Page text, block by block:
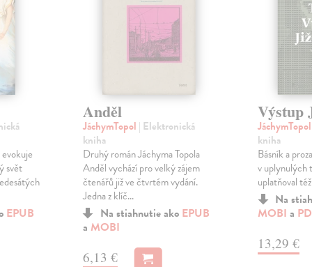
svět
EPUB
Anděl
JáchymTopol | Elektronická
kniha
Druhý román Jáchyma Topola
Anděl vychází pro velký zájem
čtenářů již ve čtvrtém vydání.
Jedna z klíč...
Na stiahnutie ako EPUB
a MOBI
6,13 €
Výstup
kniha
Básník a
v uplynulých
uplatňoval
Na
MOBI a
13,29 €